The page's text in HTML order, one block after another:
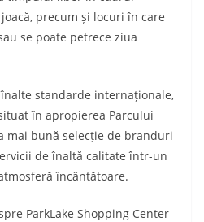
precum și locuri în care
se poate petrece ziua
standarde internaționale,
în apropierea Parcului
mai bună selecție de branduri
de înaltă calitate într-un
încântătoare.
ParkLake Shopping Center